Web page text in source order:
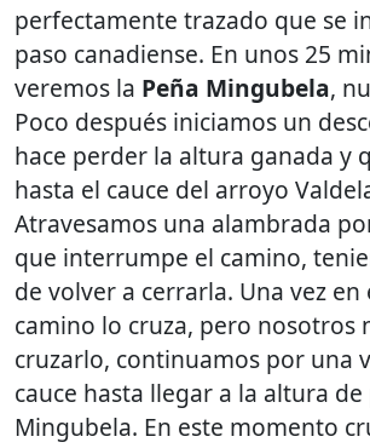
perfectamente trazado que se
paso canadiense. En unos 25
veremos la Peña Mingubela,
Poco después iniciamos un
hace perder la altura ganada y
hasta el cauce del arroyo
Atravesamos una alambrada
que interrumpe el camino,
de volver a cerrarla. Una vez
camino lo cruza, pero nosotros
cruzarlo, continuamos por una
cauce hasta llegar a la altura de
Mingubela. En este momento